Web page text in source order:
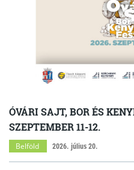
ÓVÁRI SAJT, BOR ÉS
SZEPTEMBER 11-12.
Belföld 2026. július 20.